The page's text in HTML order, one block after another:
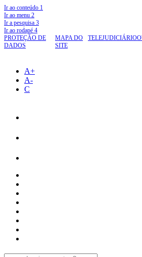
Ir ao conteúdo 1
Ir ao menu 2
Ir a pesquisa 3
Ir ao rodapé 4
PROTEÇÃO DE
DADOS
MAPA DO
SITE
TELEJUDICIÁRIO
A+
A-
C